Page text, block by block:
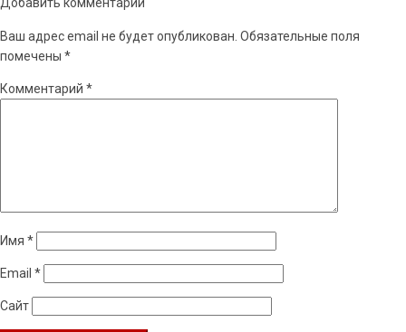
Ваш адрес email не будет опубликован. Обязательные поля
помечены *
Комментарий *
Имя *
Email *
Сайт